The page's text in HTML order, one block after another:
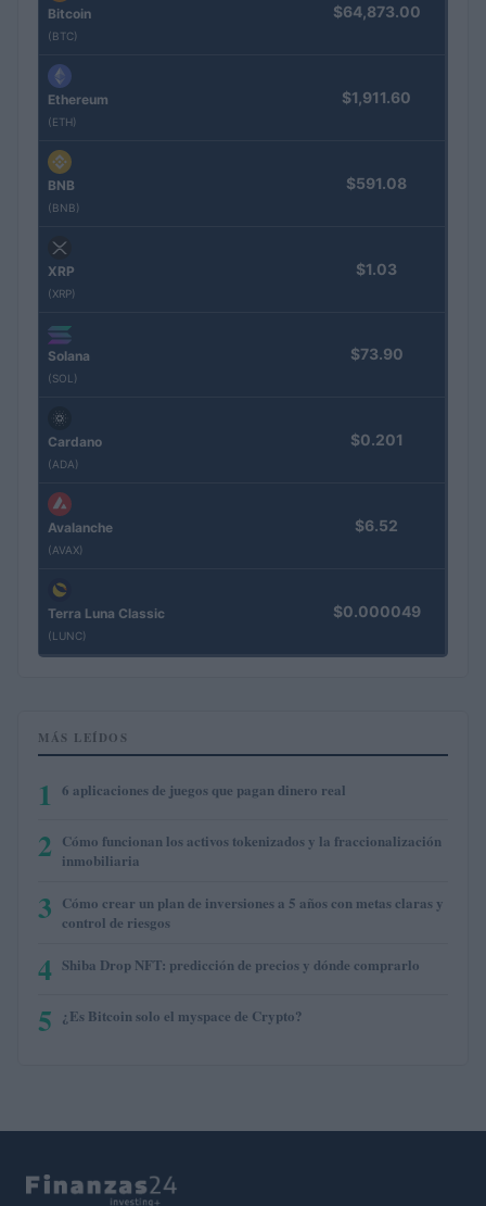
Bitcoin
(BTC)
$64,873.00
Ethereum
(ETH)
$1,911.60
BNB
(BNB)
$591.08
XRP
(XRP)
$1.03
Solana
(SOL)
$73.90
Cardano
(ADA)
$0.201
Avalanche
(AVAX)
$6.52
Terra Luna Classic
(LUNC)
$0.000049
MÁS LEÍDOS
1 6 aplicaciones de juegos que pagan dinero real
2 Cómo funcionan los activos tokenizados y la fraccionalización
inmobiliaria
3 Cómo crear un plan de inversiones a 5 años con metas claras y
control de riesgos
4 Shiba Drop NFT: predicción de precios y dónde comprarlo
5 ¿Es Bitcoin solo el myspace de Crypto?